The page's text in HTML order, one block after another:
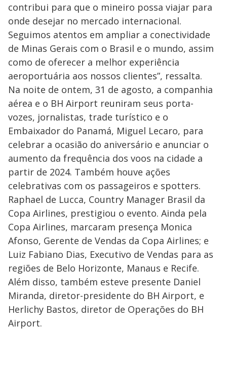
contribui para que o mineiro possa viajar para
onde desejar no mercado internacional.
Seguimos atentos em ampliar a conectividade
de Minas Gerais com o Brasil e o mundo, assim
como de oferecer a melhor experiência
aeroportuária aos nossos clientes”, ressalta.
Na noite de ontem, 31 de agosto, a companhia
aérea e o BH Airport reuniram seus porta-
vozes, jornalistas, trade turístico e o
Embaixador do Panamá, Miguel Lecaro, para
celebrar a ocasião do aniversário e anunciar o
aumento da frequência dos voos na cidade a
partir de 2024. Também houve ações
celebrativas com os passageiros e spotters.
Raphael de Lucca, Country Manager Brasil da
Copa Airlines, prestigiou o evento. Ainda pela
Copa Airlines, marcaram presença Monica
Afonso, Gerente de Vendas da Copa Airlines; e
Luiz Fabiano Dias, Executivo de Vendas para as
regiões de Belo Horizonte, Manaus e Recife.
Além disso, também esteve presente Daniel
Miranda, diretor-presidente do BH Airport, e
Herlichy Bastos, diretor de Operações do BH
Airport.